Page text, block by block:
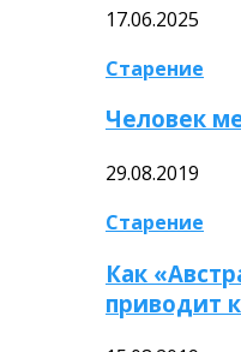
17.06.2025
Старение
Человек
29.08.2019
Старение
Как
приводит